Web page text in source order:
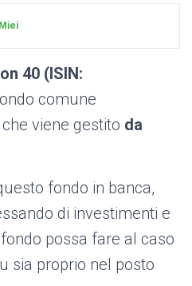
I
T
40 (ISIN:
comune
viene gestito da
fondo in banca,
di investimenti e
possa fare al caso
sia proprio nel posto